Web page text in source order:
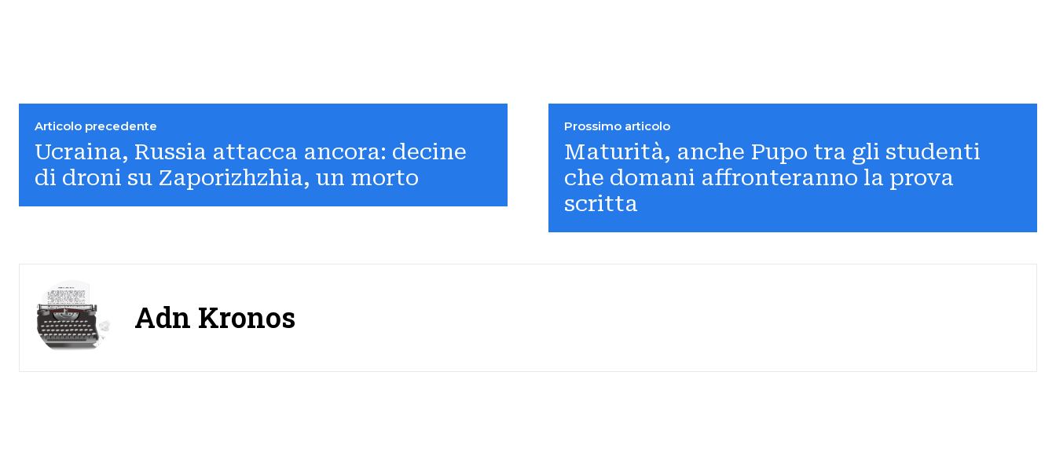
Articolo precedente
Ucraina, Russia attacca ancora: decine
di droni su Zaporizhzhia, un morto
Prossimo articolo
Maturità, anche Pupo tra gli studenti
che domani affronteranno la prova
scritta
Adn Kronos